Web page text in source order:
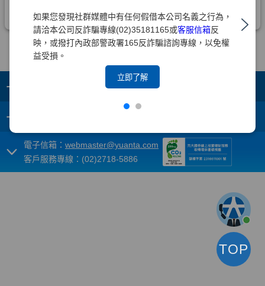
如果您發現社群媒體中有任何假借本公司名義之行為，
請洽本公司反詐騙專線(02)35181165或客服信箱反
映，或撥打內政部警政署165反詐騙諮詢專線，以免權
益受損。
立即了解
+
+
電子信箱： webmaster@yuanta.com
客戶服務專線：(02)2718-5886
TOP